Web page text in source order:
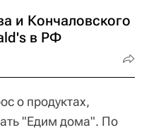
и Кончаловского
в РФ
о продуктах,
"Едим дома". По